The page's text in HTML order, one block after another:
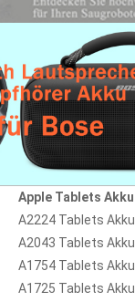
Apple Tablets Akku
A2224 Tablets Akku
A2043 Tablets Akku
A1754 Tablets Akku
A1725 Tablets Akku